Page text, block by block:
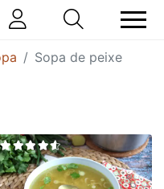
Sopa de peixe